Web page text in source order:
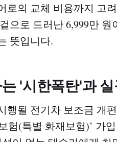
로의 교체 비용까지 고
으로 드러난 6,999만
뜻입니다.
'시한폭탄'과
행될 전기차 보조금 개
험(특별 화재보험)’ 가